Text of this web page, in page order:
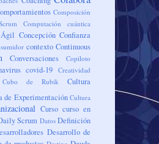
Composición
Computación cuántica
Concepción Confianza
contexto Continuous
Conversaciones Copiloto
covid-19 Creatividad
Cubo de Rubik Cultura
de Experimentación Cultura
Curso curso en
Scrum Datos Definición
Desarrollo de